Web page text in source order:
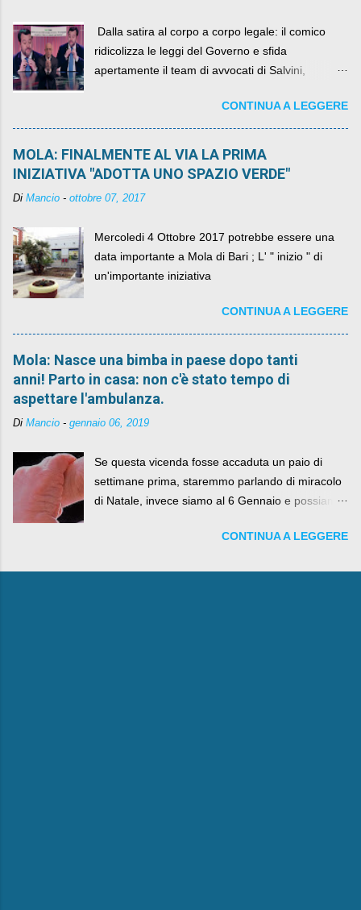
​ Dalla satira al corpo a corpo legale: il comico
ridicolizza le leggi del Governo e sfida
apertamente il team di avvocati di Salvini,
CONTINUA A LEGGERE
MOLA: FINALMENTE AL VIA LA PRIMA
INIZIATIVA "ADOTTA UNO SPAZIO VERDE"
Di Mancio - ottobre 07, 2017
Mercoledi 4 Ottobre 2017 potrebbe essere una
data importante a Mola di Bari ; L' " inizio " di
un'importante iniziativa
CONTINUA A LEGGERE
Mola: Nasce una bimba in paese dopo tanti
anni! Parto in casa: non c'è stato tempo di
aspettare l'ambulanza.
Di Mancio - gennaio 06, 2019
Se questa vicenda fosse accaduta un paio di
settimane prima, staremmo parlando di miracolo
di Natale, invece siamo al 6 Gennaio e possiamo
e la Befana, visto il lieto epilogo della vicenda.
CONTINUA A LEGGERE